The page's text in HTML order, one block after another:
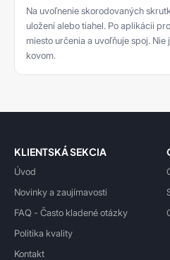
Na uvoľnenie skorodovaných
uložení alebo tiahel. Po aplikácii
miesto určenia a uvoľňuje spoj.
kovom.
KLIENTSKÁ SEKCIA
Úvod
Novinky a zaujímavosti
FAQ - Často kladené otázky
Politika kvality
Kontakt